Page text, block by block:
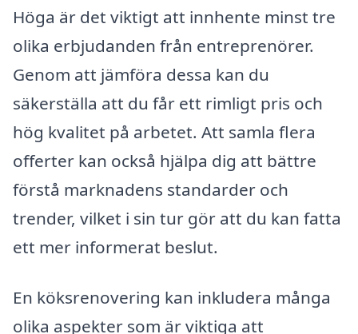
Höga är det viktigt att innhente minst tre
olika erbjudanden från entreprenörer.
Genom att jämföra dessa kan du
säkerställa att du får ett rimligt pris och
hög kvalitet på arbetet. Att samla flera
offerter kan också hjälpa dig att bättre
förstå marknadens standarder och
trender, vilket i sin tur gör att du kan fatta
ett mer informerat beslut.
En köksrenovering kan inkludera många
olika aspekter som är viktiga att